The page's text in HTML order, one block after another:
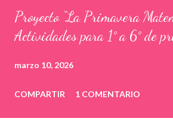
Proyecto “La Primavera
Actividades para 1° a 6° de
marzo 10, 2026
COMPARTIR 1 COMENTARIO